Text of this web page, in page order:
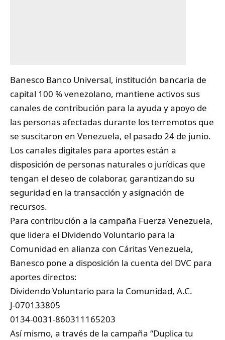
Banesco Banco Universal, institución bancaria de
capital 100 % venezolano, mantiene activos sus
canales de contribución para la ayuda y apoyo de
las personas afectadas durante los terremotos que
se suscitaron en Venezuela, el pasado 24 de junio.
Los canales digitales para aportes están a
disposición de personas naturales o jurídicas que
tengan el deseo de colaborar, garantizando su
seguridad en la transacción y asignación de
recursos.
Para contribución a la campaña Fuerza Venezuela,
que lidera el Dividendo Voluntario para la
Comunidad en alianza con Cáritas Venezuela,
Banesco pone a disposición la cuenta del DVC para
aportes directos:
Dividendo Voluntario para la Comunidad, A.C.
J-070133805
0134-0031-860311165203
Así mismo, a través de la campaña “Duplica tu